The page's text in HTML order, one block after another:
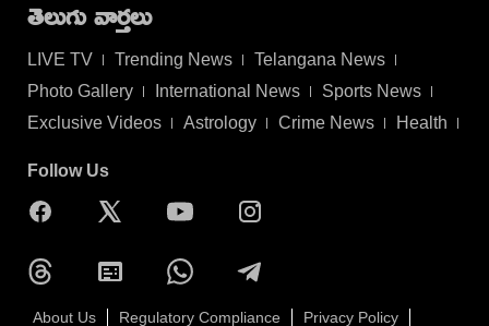
తెలుగు వార్తలు
LIVE TV Trending News
Telangana News
Photo Gallery
International News
Sports News
Exclusive Videos
Astrology Crime News Health
Follow Us
About Us Regulatory Compliance Privacy Policy